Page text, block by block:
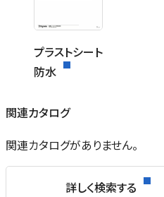
プラストシート
防水
関連カタログ
関連カタログがありません。
詳しく検索する